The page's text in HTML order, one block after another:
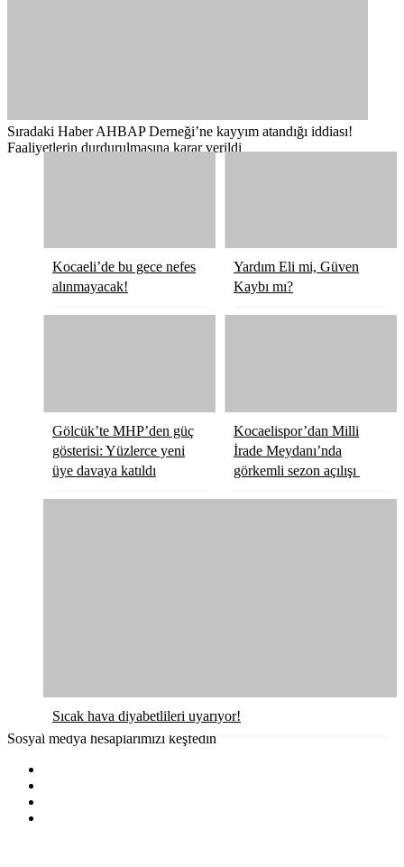
Sıradaki Haber AHBAP Derneği’ne kayyım atandığı iddiası!
Faaliyetlerin durdurulmasına karar verildi
Kocaeli’de bu gece nefes
alınmayacak!
Yardım Eli mi, Güven
Kaybı mı?
Gölcük’te MHP’den güç
gösterisi: Yüzlerce yeni
üye davaya katıldı
Kocaelispor’dan Milli
İrade Meydanı’nda
görkemli sezon açılışı
Sıcak hava diyabetlileri uyarıyor!
Sosyal medya hesaplarımızı keşfedin